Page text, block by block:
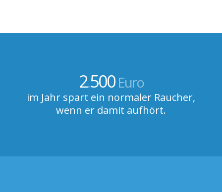
2.500Euro
im Jahr spart ein normaler Raucher,
wenn er damit aufhört.